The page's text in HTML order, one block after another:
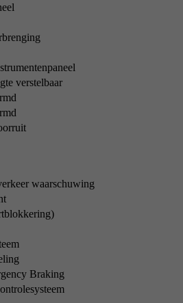
verstelbaar
waarschuwing
Braking